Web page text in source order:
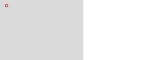
料蒐集、處理及利用告知聲
年利率 16% 的逾期滯納金。
護人之同意方可使用